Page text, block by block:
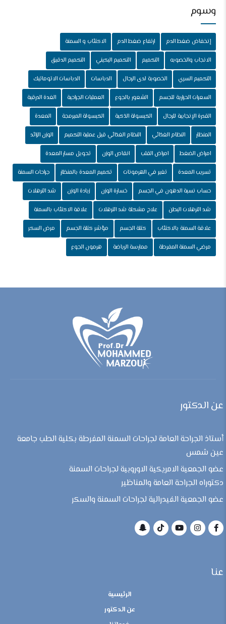
وسوم
إنخفاض ضغط الدم ارتفاع ضغط الدم الاكتئاب و السمنة
الانجاب والخصوبه التكميم التكميم البكيني التكميم الدقيق
التكميم السري الخصوبة لدى الرجال الدباسات الدباسات الاتوماتيك
السعرات الحرارية للجسم الشعور بالجوع العمليات الجراحية الغدة الدرقية
القدرة الإنجابية للرجال الكبسولة الذكية الكبسولة المبرمجة المعدة
المنظار النظام الغذائي النظام الغذائي قبل عملية التكميم الوزن الزائد
امراض الضغط امراض القلب انقاص الوزن تحويل مسار المعدة
تسريب المعدة تغير في الهرمونات تكميم المعدة بالمنظار جراحات السمنة
حساب نسبة الدهون في الجسم خسارة الوزن زيادة الوزن شد الترهلات
شد الترهلات البطن علاج مشكلة شد الترهلات علاقة الاكتئاب بالسمنة
علاقة السمنة بالاكتئاب كتلة الجسم مؤشر كتلة الجسم مرض السكر
مرضي السمنة المفرطة ممارسة الرياضة هرمون الجوع
عن الدكتور
أستاذ الجراحة العامة لجراحات السمنة المفرطة بكلية الطب جامعة
عين شمس
عضو الجمعية الامريكية الاوروبية لجراحات السمنة
دكتوراه الجراحة العامة والمناظير
عضو الجمعية الفيدرالية لجراحات السمنة والسكر
عنا
الرئيسية
عن الدكتور